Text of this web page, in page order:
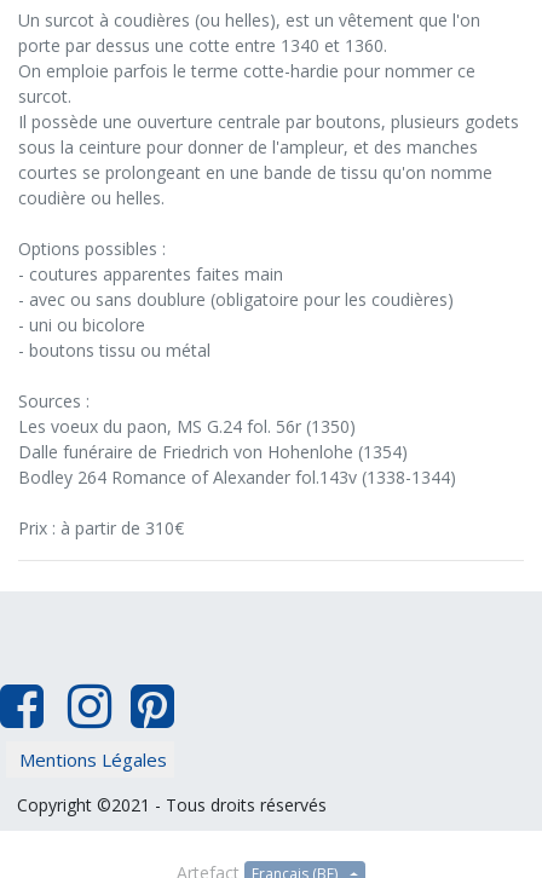
Un surcot à coudières (ou helles), est un vêtement que l'on
porte par dessus une cotte entre 1340 et 1360.
On emploie parfois le terme cotte-hardie pour nommer ce
surcot.
Il possède une ouverture centrale par boutons, plusieurs godets
sous la ceinture pour donner de l'ampleur, et des manches
courtes se prolongeant en une bande de tissu qu'on nomme
coudière ou helles.
Options possibles :
- coutures apparentes faites main
- avec ou sans doublure (obligatoire pour les coudières)
- uni ou bicolore
- boutons tissu ou métal
Sources :
Les voeux du paon, MS G.24 fol. 56r (1350)
Dalle funéraire de Friedrich von Hohenlohe (1354)
Bodley 264 Romance of Alexander fol.143v (1338-1344)
Prix : à partir de 310€
Mentions Légales
Copyright ©2021 - Tous droits réservés
Artefact